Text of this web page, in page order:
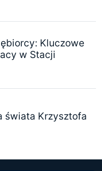
Kluczowe
w Stacji
świata Krzysztofa